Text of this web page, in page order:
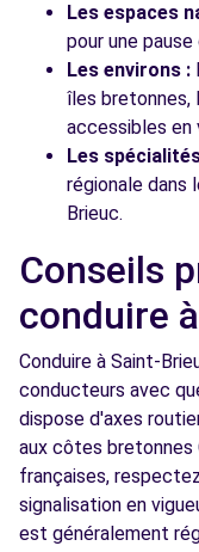
Les espaces
pour une
Les environs :
îles
accessibles en
Les
régionale dans
Brieuc.
Conseils
conduire
Conduire à Saint-
conducteurs avec
dispose d'axes
aux côtes bretonnes
françaises,
signalisation en
est généralement